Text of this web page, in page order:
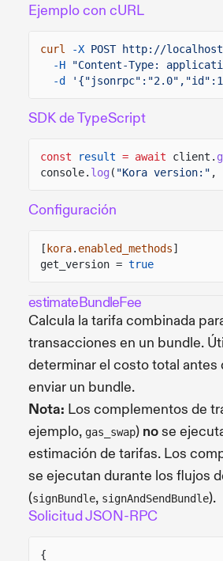
Ejemplo con cURL
curl -X POST http://
-H
"Content-Type:
-d
SDK de TypeScript
const result = await client.
console. log ( "Kora version:" ,
Configuración
[ kora. enabled_methods]
get_version = true
estimateBundleFee
Calcula la tarifa combinada
transacciones en un bundle.
determinar el costo total antes
enviar un bundle.
Nota: Los complementos de
ejemplo, gas_swap) nose
estimación de tarifas. Los
se ejecutan durante los flujos
(signBundle, signAndSendBundle).
Solicitud JSON-RPC
{